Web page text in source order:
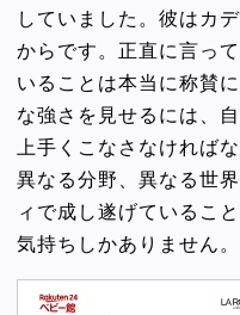
していました。彼はカ
からです。正直に言っ
いることは本当に称賛
な強さを見せるには、
上手くこなさなければ
異なる分野、異なる世
ィで成し遂げているこ
気持ちしかありません。